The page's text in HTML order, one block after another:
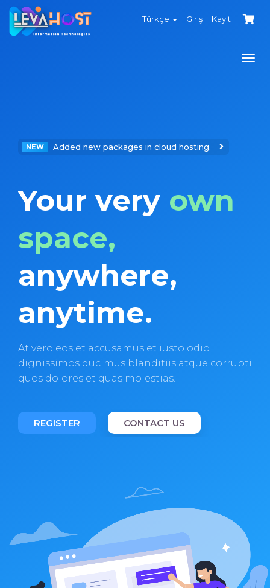
Türkçe Giriş Kayıt
NEW Added new packages in cloud hosting.
Your very own
space,
anywhere,
anytime.
At vero eos et accusamus et iusto odio
dignissimos ducimus blanditiis atque corrupti
quos dolores et quas molestias.
REGISTER CONTACT US